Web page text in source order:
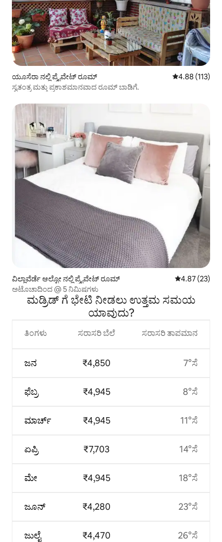
ಯೂಸೆರಾ ನಲ್ಲಿ ಪ್ರೈವೇಟ್ ರೂಮ್ 5 ರಲ್ಲಿ 4.88
4.88 (113)
ಸ್ವತಂತ್ರ ಮತ್ತು ಪ್ರಕಾಶಮಾನವಾದ ರೂಮ್ ಬಾಡಿಗೆ.
ವಿಲ್ಲಾವೆರ್ಡೆ ಆಲ್ಟೋ ನಲ್ಲಿ ಪ್ರೈವೇಟ್ ರೂಮ್ 5 ರಲ್ಲಿ 4.87
4.87 (23)
ಅಟೊಚಾದಿಂದ @ 5 ನಿಮಿಷಗಳು
ಮಡ್ರಿಡ್ ಗೆ ಭೇಟಿ ನೀಡಲು ಉತ್ತಮ ಸಮಯ
ಯಾವುದು?
ತಿಂಗಳು
ಜನ
ಫೆಬ್ರ
ಮಾರ್ಚ್
ಏಪ್ರಿ
ಮೇ
ಜೂನ್
ಜುಲೈ
ಸರಾಸರಿ ಬೆಲೆ
₹4,850
₹4,945
₹4,945
₹7,703
₹4,945
₹4,280
₹4,470
ಸರಾಸರಿ ತಾಪಮಾನ
7°ಸೆ
8°ಸೆ
11°ಸೆ
14°ಸೆ
18°ಸೆ
23°ಸೆ
26°ಸೆ